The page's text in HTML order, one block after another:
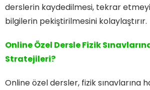
derslerin kaydedilmesi, tekrar
bilgilerin pekiştirilmesini kolaylaştırır.
Online Özel Dersle Fizik
Stratejileri?
Online özel dersler, fizik sınavlarına